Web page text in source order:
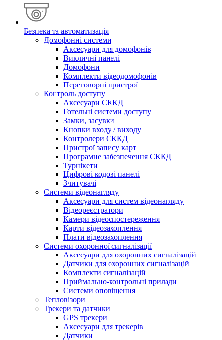
Безпека та автоматизація
Домофонні системи
Аксесуари для домофонів
Викличні панелі
Домофони
Комплекти відеодомофонів
Переговорні пристрої
Контроль доступу
Аксесуари СККД
Готельні системи доступу
Замки, засувки
Кнопки входу / виходу
Контролери СККД
Пристрої запису карт
Програмне забезпечення СККД
Турнікети
Цифрові кодові панелі
Зчитувачі
Системи відеонагляду
Аксесуари для систем відеонагляду
Відеореєстратори
Камери відеоспостереження
Карти відеозахоплення
Плати відеозахоплення
Системи охоронної сигналізації
Аксесуари для охоронних сигналізацій
Датчики для охоронних сигналізацій
Комплекти сигналізацій
Приймально-контрольні прилади
Системи оповіщення
Тепловізори
Трекери та датчики
GPS трекери
Аксесуари для трекерів
Датчики